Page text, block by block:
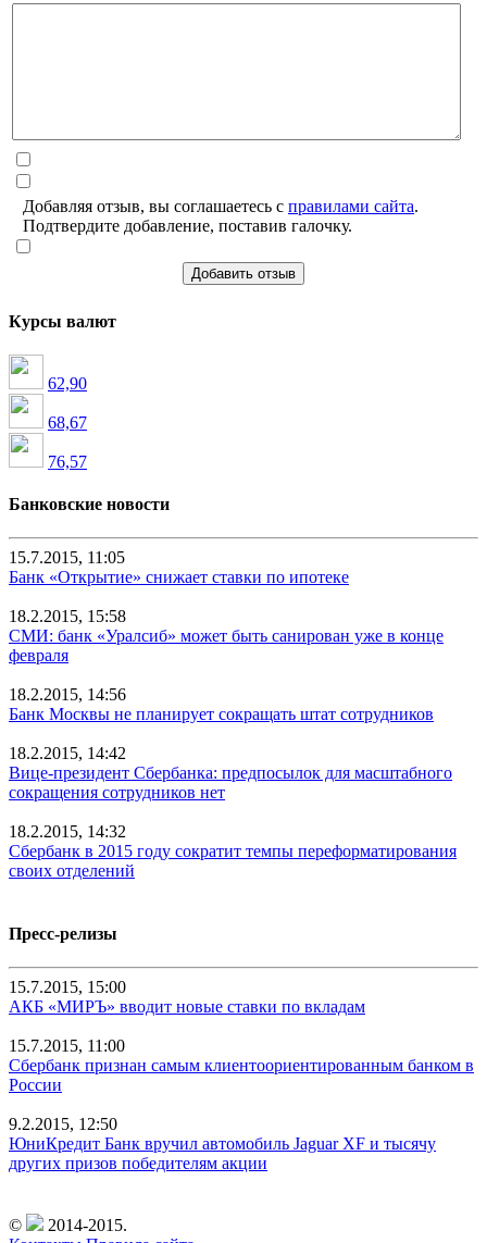
Добавляя отзыв, вы соглашаетесь с правилами сайта.
Подтвердите добавление, поставив галочку.
Добавить отзыв
Курсы валют
62,90
68,67
76,57
Банковские новости
15.7.2015, 11:05
Банк «Открытие» снижает ставки по ипотеке
18.2.2015, 15:58
СМИ: банк «Уралсиб» может быть санирован уже в конце
февраля
18.2.2015, 14:56
Банк Москвы не планирует сокращать штат сотрудников
18.2.2015, 14:42
Вице-президент Сбербанка: предпосылок для масштабного
сокращения сотрудников нет
18.2.2015, 14:32
Сбербанк в 2015 году сократит темпы переформатирования
своих отделений
Пресс-релизы
15.7.2015, 15:00
АКБ «МИРЪ» вводит новые ставки по вкладам
15.7.2015, 11:00
Сбербанк признан самым клиентоориентированным банком в
России
9.2.2015, 12:50
ЮниКредит Банк вручил автомобиль Jaguar XF и тысячу
других призов победителям акции
©
2014-2015.